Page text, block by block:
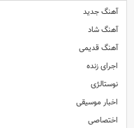
دانلود آهنگ جدید و فوق العاده زیبای
آهنگ جدید
آهنگ شاد
آهنگ قدیمی
اجرای زنده
نوستالژی
اخبار موسیقی
اختصاصی